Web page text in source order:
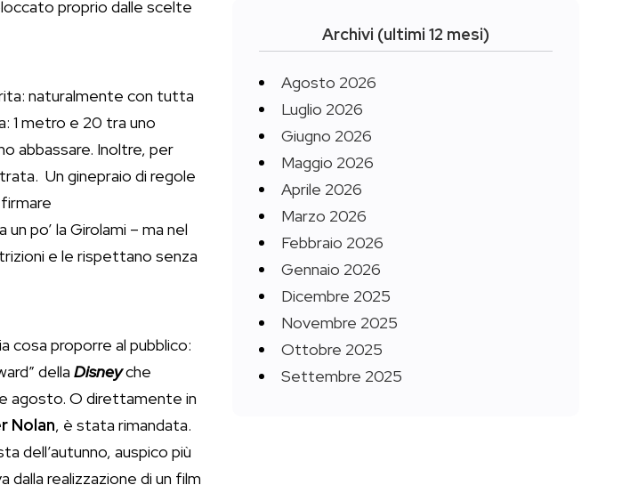
proprio dalle scelte
naturalmente con tutta
1 metro e 20 tra uno
abbassare. Inoltre, per
Un ginepraio di regole
po’ la Girolami – ma nel
e le rispettano senza
cosa proporre al pubblico:
della Disneyche
agosto. O direttamente in
Nolan, è stata rimandata.
dell’autunno, auspico più
realizzazione di un film
Archivi (ultimi 12 mesi)
Agosto 2026
Luglio 2026
Giugno 2026
Maggio 2026
Aprile 2026
Marzo 2026
Febbraio 2026
Gennaio 2026
Dicembre 2025
Novembre 2025
Ottobre 2025
Settembre 2025